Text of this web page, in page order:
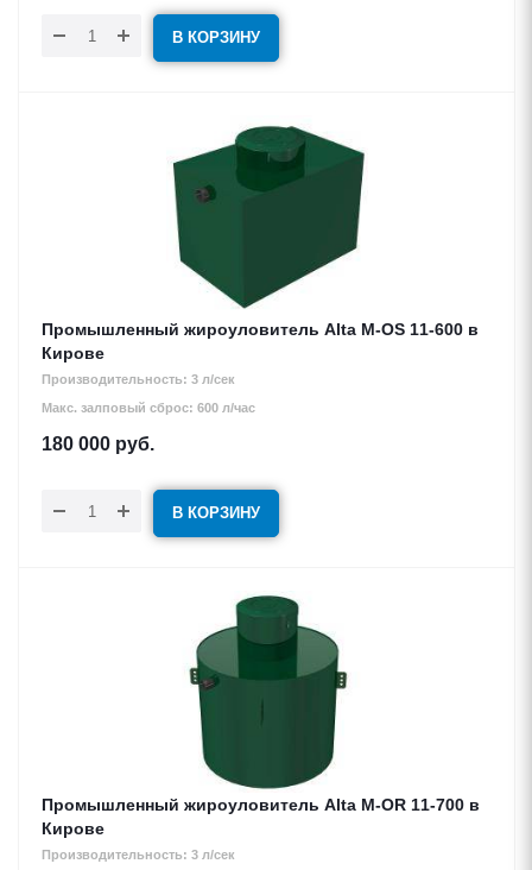
В КОРЗИНУ
Промышленный жироуловитель Alta М-OS 11-600 в
Кирове
Производительность: 3 л/сек
Макс. залповый сброс: 600 л/час
180 000 руб.
В КОРЗИНУ
Промышленный жироуловитель Alta М-OR 11-700 в
Кирове
Производительность: 3 л/сек